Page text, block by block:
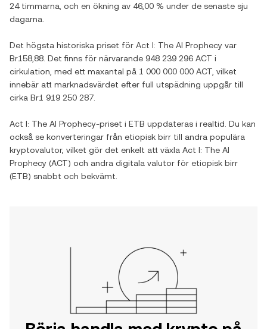
24 timmarna, och en ökning av 46,00 % under de senaste sju
dagarna.
Det högsta historiska priset för Act I: The AI Prophecy var
Br158,88 . Det finns för närvarande 948 239 296 ACT i
cirkulation, med ett maxantal på 1 000 000 000 ACT , vilket
innebär att marknadsvärdet efter full utspädning uppgår till
cirka Br1 919 250 287
Act I: The AI Prophecy-priset i ETB uppdateras i realtid. Du kan
också se konverteringar från etiopisk birr till andra populära
kryptovalutor, vilket gör det enkelt att växla Act I: The AI
Prophecy (ACT) och andra digitala valutor för etiopisk birr
(ETB) snabbt och bekvämt.